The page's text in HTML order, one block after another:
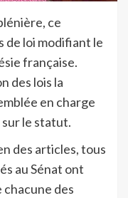
ce
de loi modifiant le
française.
des lois la
en charge
le statut.
des articles, tous
au Sénat ont
chacune des